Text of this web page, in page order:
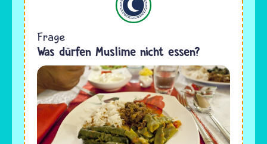
Frage
Was dürfen Muslime nicht essen?